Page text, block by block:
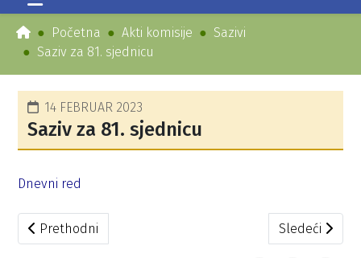
Početna Akti komisije
Sazivi
Saziv za 81. sjednicu
14 FEBRUAR 2023
Saziv za 81. sjednicu
Dnevni red
Prethodni članak: Saziv za 82. sjednicu
Prethodni Sledeći
Sledeći